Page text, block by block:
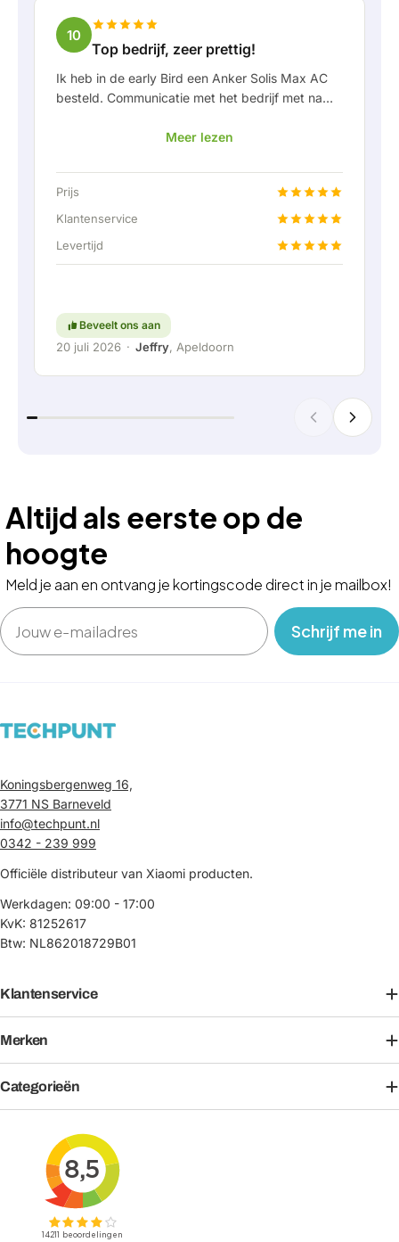
10
Top bedrijf, zeer prettig!
Ik heb in de early Bird een Anker Solis Max AC
besteld. Communicatie met het bedrijf met name
werd ik goed op de hoogte gehouden van
afspraak van levering werd er zelfs een gratis
een vaste aansluiting aangeboden om de thuis
accu doormiddel van een vaste verbinding aan
Kortom; een erg fijn bedrijf waar service en
Meer lezen
Prijs
Klantenservice
Levertijd
Beveelt ons aan
20 juli 2026 · Jeffry, Apeldoorn
Altijd als eerste op de
hoogte
Meld je aan en ontvang je kortingscode direct in je mailbox!
Email
‎ ‎ ‎ Schrijf me in‎ ‎ ‎ ‎
Koningsbergenweg 16,
3771 NS Barneveld
info@techpunt.nl
0342 - 239 999
Officiële distributeur van Xiaomi producten.
Werkdagen: 09:00 - 17:00
KvK: 81252617
Btw: NL862018729B01
Klantenservice
Merken
Categorieën